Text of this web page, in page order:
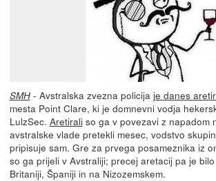
SMH- Avstralska zvezna policija je danes
mesta Point Clare, ki je domnevni vodja
LulzSec. Aretiraliso ga v povezavi z napadom
avstralske vlade pretekli mesec, vodstvo
pripisuje sam. Gre za prvega posameznika iz
so ga prijeli v Avstraliji; precej aretacij pa je bilo
Britaniji, Španiji in na Nizozemskem.